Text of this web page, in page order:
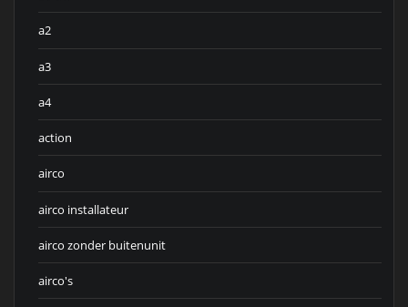
a2
a3
a4
action
airco
airco installateur
airco zonder buitenunit
airco's